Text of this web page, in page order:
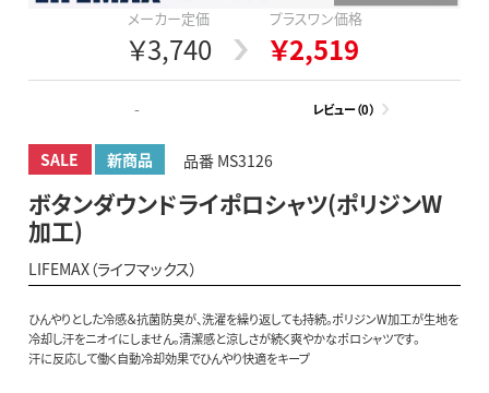
メーカー定価
￥3,740
プラスワン価格
￥2,519
- レビュー（0）
SALE 新商品 品番 MS3126
ボタンダウンドライポロシャツ(ポリジンW
加工)
LIFEMAX（ライフマックス）
ひんやりとした冷感＆抗菌防臭が、洗濯を繰り返しても持続。ポリジンW加工が生地を
冷却し汗をニオイにしません。清潔感と涼しさが続く爽やかなポロシャツです。
汗に反応して働く自動冷却効果でひんやり快適をキープ